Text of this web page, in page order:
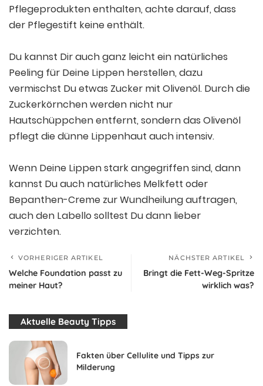
Pflegeprodukten enthalten, achte darauf, dass
der Pflegestift keine enthält.
Du kannst Dir auch ganz leicht ein natürliches
Peeling für Deine Lippen herstellen, dazu
vermischst Du etwas Zucker mit Olivenöl. Durch die
Zuckerkörnchen werden nicht nur
Hautschüppchen entfernt, sondern das Olivenöl
pflegt die dünne Lippenhaut auch intensiv.
Wenn Deine Lippen stark angegriffen sind, dann
kannst Du auch natürliches Melkfett oder
Bepanthen-Creme zur Wundheilung auftragen,
auch den Labello solltest Du dann lieber
verzichten.
VORHERIGER ARTIKEL
Welche Foundation passt zu
meiner Haut?
NÄCHSTER ARTIKEL
Bringt die Fett-Weg-Spritze
wirklich was?
Aktuelle Beauty Tipps
Fakten über Cellulite und Tipps zur
Milderung